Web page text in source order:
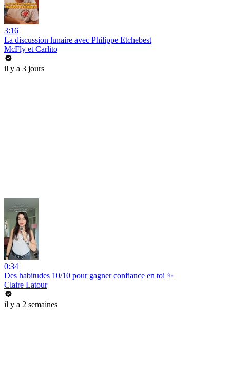
3:16
La discussion lunaire avec Philippe Etchebest
McFly et Carlito
il y a 3 jours
0:34
Des habitudes 10/10 pour gagner confiance en toi ✨
Claire Latour
il y a 2 semaines